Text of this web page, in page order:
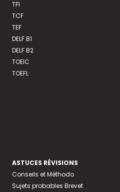
TFI
TCF
TEF
DELF B1
DELF B2
TOEIC
TOEFL
ASTUCES RÉVISIONS
Conseils et Méthodo
Sujets probables Brevet